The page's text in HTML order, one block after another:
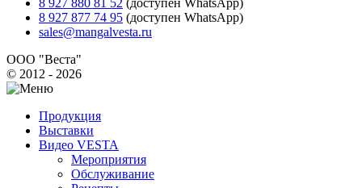
8 927 877 74 95 (доступен WhatsApp)
sales@mangalvesta.ru
ООО "Веста"
© 2012 - 2026
Продукция
Выставки
Видео VESTA
Мероприятия
Обслуживание